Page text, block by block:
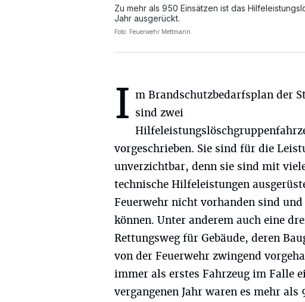
Zu mehr als 950 Einsätzen ist das
Jahr ausgerückt.
Foto: Feuerwehr Mettmann
I m Brandschutzbedarfsplan der
sind zwei
vorgeschrieben. Sie sind für die
unverzichtbar, denn sie sind mit
technische Hilfeleistungen
Feuerwehr nicht vorhanden sind
können. Unter anderem auch eine
Rettungsweg für Gebäude, deren
von der Feuerwehr zwingend
immer als erstes Fahrzeug im Falle
vergangenen Jahr waren es mehr